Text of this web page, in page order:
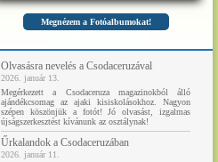
Megnézem a Fotóalbumokat!
Olvasásra nevelés a Csodaceruzával
2026. január 13.
Megérkezett a Csodaceruza magazinokból álló
ajándékcsomag az ajaki kisiskolásokhoz. Nagyon
szépen köszönjük a fotót! Jó olvasást, izgalmas
újságszerkesztést kívánunk az osztálynak!
Űrkalandok a Csodaceruzában
2026. január 11.